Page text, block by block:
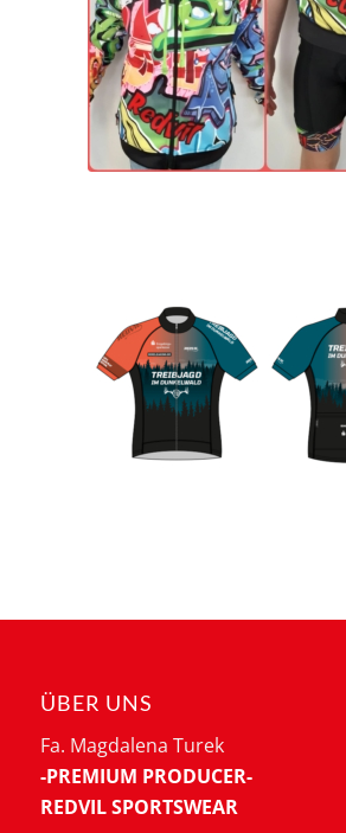
ÜBER UNS
Fa. Magdalena Turek
-PREMIUM PRODUCER-
REDVIL SPORTSWEAR